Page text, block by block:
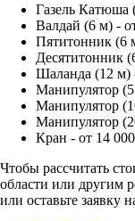
Газель Катюша
Валдай (6 м) -
Пятитонник (6
Десятитонник
Шаланда (12 м)
Манипулятор (5
Манипулятор
Манипулятор
Кран - от 14
Чтобы рассчитать
области или другим
или оставьте заявку